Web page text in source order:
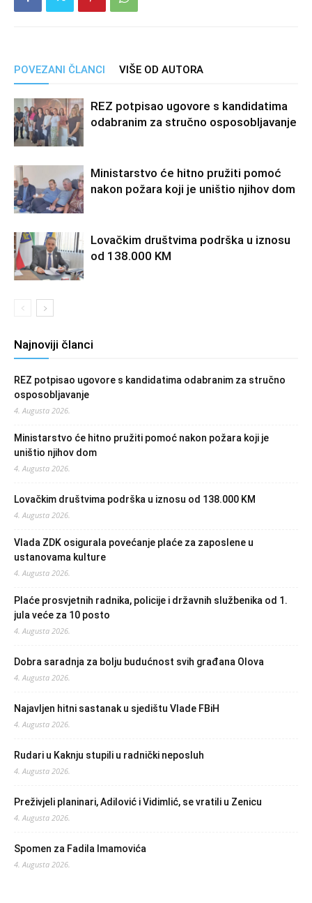
POVEZANI ČLANCI VIŠE OD AUTORA
REZ potpisao ugovore s kandidatima
odabranim za stručno osposobljavanje
Ministarstvo će hitno pružiti pomoć
nakon požara koji je uništio njihov dom
Lovačkim društvima podrška u iznosu
od 138.000 KM
Najnoviji članci
REZ potpisao ugovore s kandidatima odabranim za stručno
osposobljavanje
4. Augusta 2026.
Ministarstvo će hitno pružiti pomoć nakon požara koji je
uništio njihov dom
4. Augusta 2026.
Lovačkim društvima podrška u iznosu od 138.000 KM
4. Augusta 2026.
Vlada ZDK osigurala povećanje plaće za zaposlene u
ustanovama kulture
4. Augusta 2026.
Plaće prosvjetnih radnika, policije i državnih službenika od 1.
jula veće za 10 posto
4. Augusta 2026.
Dobra saradnja za bolju budućnost svih građana Olova
4. Augusta 2026.
Najavljen hitni sastanak u sjedištu Vlade FBiH
4. Augusta 2026.
Rudari u Kaknju stupili u radnički neposluh
4. Augusta 2026.
Preživjeli planinari, Adilović i Vidimlić, se vratili u Zenicu
4. Augusta 2026.
Spomen za Fadila Imamovića
4. Augusta 2026.